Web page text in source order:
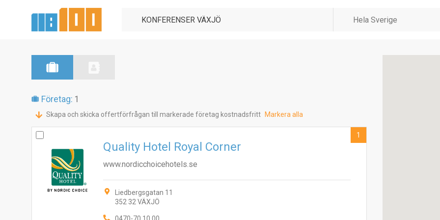
Företag: 1
Skapa och skicka offertförfrågan till markerade företag kostnadsfritt Markera alla
Quality Hotel Royal Corner
www.nordicchoicehotels.se
Liedbergsgatan 11
352 32 VÄXJÖ
1